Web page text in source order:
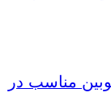
مناسب در